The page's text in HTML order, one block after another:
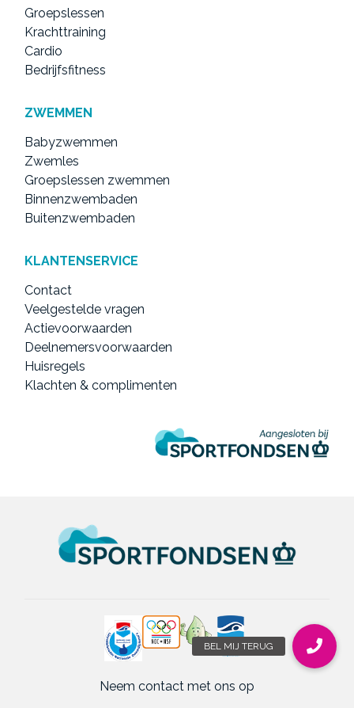
Groepslessen
Krachttraining
Cardio
Bedrijfsfitness
ZWEMMEN
Babyzwemmen
Zwemles
Groepslessen zwemmen
Binnenzwembaden
Buitenzwembaden
KLANTENSERVICE
Contact
Veelgestelde vragen
Actievoorwaarden
Deelnemersvoorwaarden
Huisregels
Klachten & complimenten
Neem contact met ons op